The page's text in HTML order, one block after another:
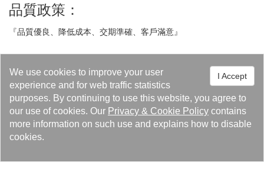
I Accept
We use cookies to improve your user
experience and for web traffic statistics
purposes. By continuing to use this website, you agree to
our use of cookies. Our Privacy & Cookie Policy contains
more information on such use and explains how to disable
cookies.
品質政策：
『品質優良、降低成本、交期準確、客戶滿意』
環境政策：
『遵循法規、節能減廢、污染預防、持續改善』
Lösungen
Produkte